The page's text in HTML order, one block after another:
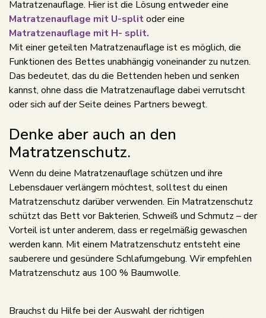
Matratzenauflage. Hier ist die Lösung entweder eine
Matratzenauflage mit U-splitoder eine
Matratzenauflage mit H- split.
Mit einer geteilten Matratzenauflage ist es möglich, die
Funktionen des Bettes unabhängig voneinander zu nutzen.
Das bedeutet, das du die Bettenden heben und senken
kannst, ohne dass die Matratzenauflage dabei verrutscht
oder sich auf der Seite deines Partners bewegt.
Denke aber auch an den
Matratzenschutz.
Wenn du deine Matratzenauflage schützen und ihre
Lebensdauer verlängern möchtest, solltest du einen
Matratzenschutz darüber verwenden. Ein Matratzenschutz
schützt das Bett vor Bakterien, Schweiß und Schmutz – der
Vorteil ist unter anderem, dass er regelmäßig gewaschen
werden kann. Mit einem Matratzenschutz entsteht eine
sauberere und gesündere Schlafumgebung. Wir empfehlen
Matratzenschutz aus 100 % Baumwolle.
Brauchst du Hilfe bei der Auswahl der richtigen